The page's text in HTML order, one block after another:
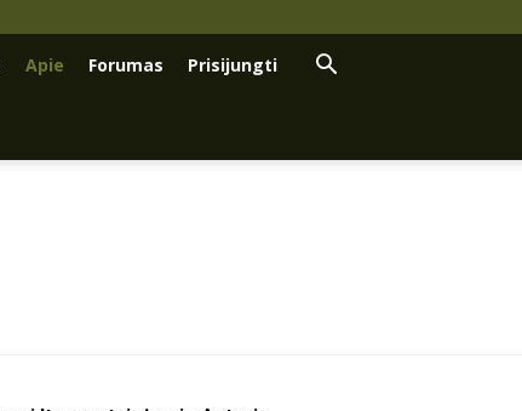
Apie Forumas Prisijungti